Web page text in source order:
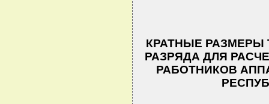
КРАТНЫЕ РАЗМЕРЫ
РАЗРЯДА ДЛЯ
РАБОТНИКОВ